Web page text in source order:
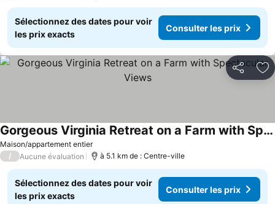
Sélectionnez des dates pour voir
les prix exacts
Consulter les prix
Partager
Maison/appartement entier
Gorgeous Virginia Retreat on a Farm with Spectacular Views
Consulter les prix
/ Aucune évaluation à 5.1 km de : Centre-ville
Sélectionnez des dates pour voir
les prix exacts
Consulter les prix